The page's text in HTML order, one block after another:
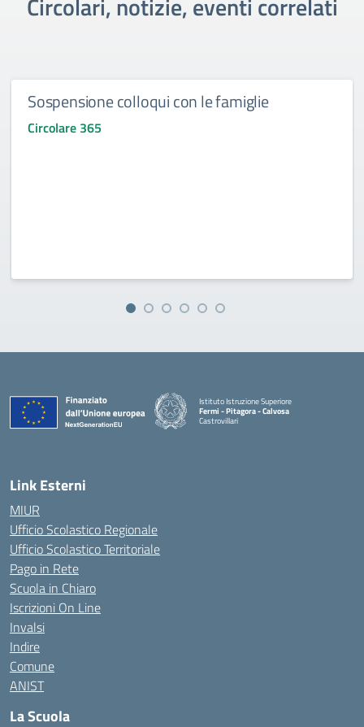
Sospensione colloqui con le famiglie
Circolare 365
Istituto Istruzione Superiore
Fermi - Pitagora - Calvosa
Castrovillari
Link Esterni
MIUR
Ufficio Scolastico Regionale
Ufficio Scolastico Territoriale
Pago in Rete
Scuola in Chiaro
Iscrizioni On Line
Invalsi
Indire
Comune
ANIST
La Scuola